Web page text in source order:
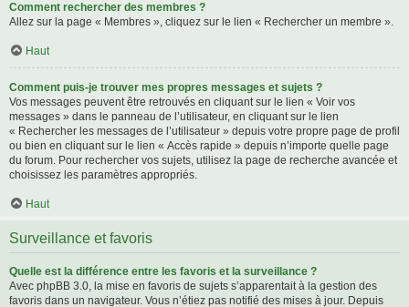
Comment rechercher des membres ?
Allez sur la page « Membres », cliquez sur le lien « Rechercher un membre ».
Haut
Comment puis-je trouver mes propres messages et sujets ?
Vos messages peuvent être retrouvés en cliquant sur le lien « Voir vos
messages » dans le panneau de l’utilisateur, en cliquant sur le lien
« Rechercher les messages de l’utilisateur » depuis votre propre page de profil
ou bien en cliquant sur le lien « Accès rapide » depuis n’importe quelle page
du forum. Pour rechercher vos sujets, utilisez la page de recherche avancée et
choisissez les paramètres appropriés.
Haut
Surveillance et favoris
Quelle est la différence entre les favoris et la surveillance ?
Avec phpBB 3.0, la mise en favoris de sujets s’apparentait à la gestion des
favoris dans un navigateur. Vous n’étiez pas notifié des mises à jour. Depuis